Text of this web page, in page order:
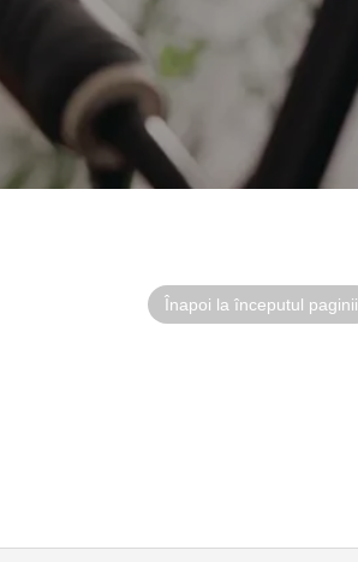
Înapoi la începutul paginii